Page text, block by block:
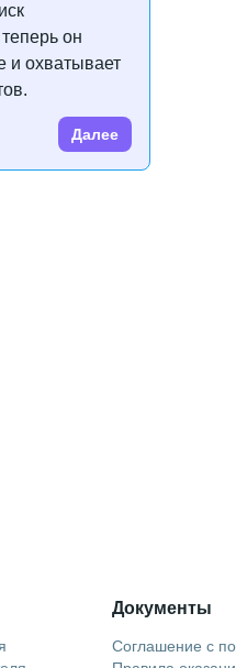
он
и охватывает
Далее
Документы
Соглашение с